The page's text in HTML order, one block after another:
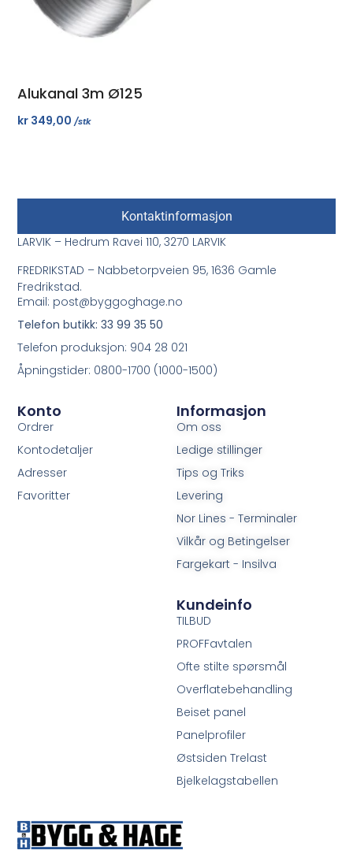
Alukanal 3m Ø125
kr 349,00 /stk
Informasjon
Om oss
Ledige stillinger
Tips og Triks
Levering
Nor Lines - Terminaler
Vilkår og Betingelser
Fargekart - Insilva
Konto
Ordrer
Kontodetaljer
Adresser
Favoritter
Kundeinfo
TILBUD
PROFFavtalen
Ofte stilte spørsmål
Overflatebehandling
Beiset panel
Panelprofiler
Østsiden Trelast
Bjelkelagstabellen
Kontaktinformasjon
LARVIK – Hedrum Ravei 110, 3270 LARVIK
FREDRIKSTAD – Nabbetorpveien 95, 1636 Gamle
Fredrikstad.
Email: post@byggoghage.no
Telefon butikk: 33 99 35 50
Telefon produksjon: 904 28 021
Åpningstider: 0800-1700 (1000-1500)